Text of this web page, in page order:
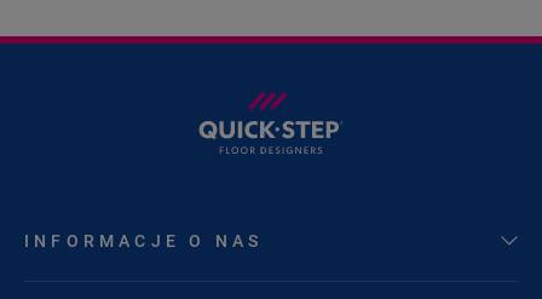
INFORMACJE O NAS